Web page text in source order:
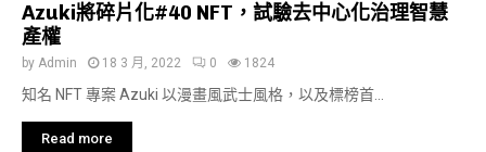
Azuki將碎片化#40 NFT，試驗去中心化治理智慧
產權
by Admin 18 3 月, 2022 0 1824
知名 NFT 專案 Azuki 以漫畫風武士風格，以及標榜首...
Read more